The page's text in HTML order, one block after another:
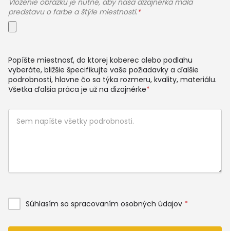
Vloženie obrázku je nutné, aby naša dizajnérka mala
predstavu o farbe a štýle miestnosti.*
Popíšte miestnosť, do ktorej koberec alebo podlahu
vyberáte, bližšie špecifikujte vaše požiadavky a ďalšie
podrobnosti, hlavne čo sa týka rozmeru, kvality, materiálu.
Všetka ďalšia práca je už na dizajnérke*
Súhlasím so spracovaním osobných údajov *